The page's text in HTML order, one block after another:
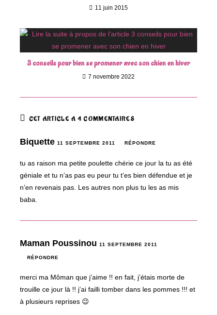
11 juin 2015
3 conseils pour bien se promener avec son chien en hiver
7 novembre 2022
CET ARTICLE A 4 COMMENTAIRES
Biquette11 SEPTEMBRE 2011 RÉPONDRE
tu as raison ma petite poulette chérie ce jour la tu as été
géniale et tu n’as pas eu peur tu t’es bien défendue et je
n’en revenais pas. Les autres non plus tu les as mis
baba.
Maman Poussinou11 SEPTEMBRE 2011
RÉPONDRE
merci ma Môman que j’aime !! en fait, j’étais morte de
trouille ce jour là !! j’ai failli tomber dans les pommes !!! et
à plusieurs reprises 😉